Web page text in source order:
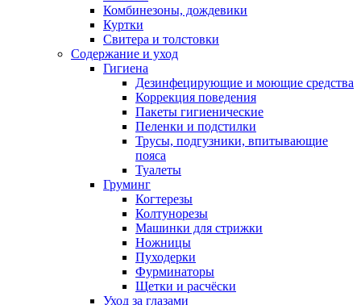
Комбинезоны, дождевики
Куртки
Свитера и толстовки
Содержание и уход
Гигиена
Дезинфецирующие и моющие средства
Коррекция поведения
Пакеты гигиенические
Пеленки и подстилки
Трусы, подгузники, впитывающие
пояса
Туалеты
Груминг
Когтерезы
Колтунорезы
Машинки для стрижки
Ножницы
Пуходерки
Фурминаторы
Щетки и расчёски
Уход за глазами